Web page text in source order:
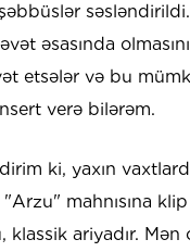
əsasında
etsələr və bu
verə bilərəm.
ki, yaxın
mahnısına
klassik ariyadır. Mən